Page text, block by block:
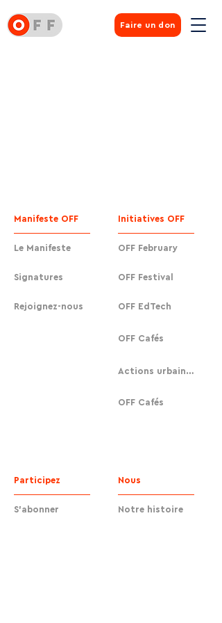
Faire un don
Manifeste OFF
Le Manifeste
Signatures
Rejoignez-nous
Initiatives OFF
OFF February
OFF Festival
OFF EdTech
OFF Cafés
Actions urbaines
OFF Cafés
Participez
S'abonner
Nous
Notre histoire